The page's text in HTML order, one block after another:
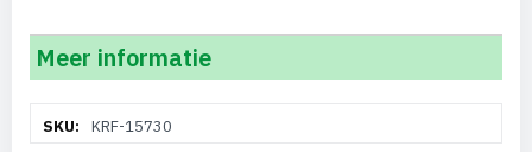
Meer informatie
informatieKRF-15730